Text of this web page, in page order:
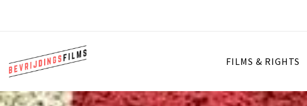
FILMS & RIGHTS